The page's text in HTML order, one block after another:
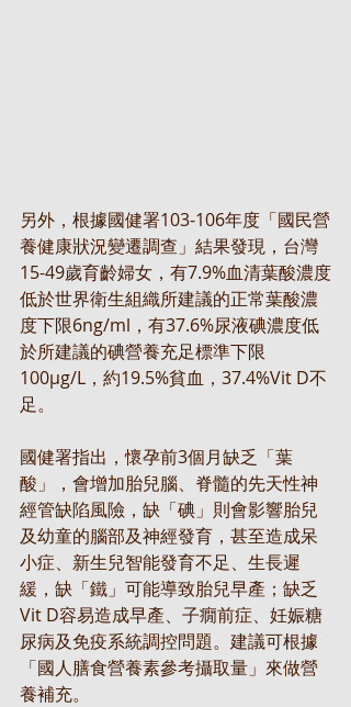
另外，根據國健署103-106年度「國民營
養健康狀況變遷調查」結果發現，台灣
15-49歲育齡婦女，有7.9%血清葉酸濃度
低於世界衛生組織所建議的正常葉酸濃
度下限6ng/ml，有37.6%尿液碘濃度低
於所建議的碘營養充足標準下限
100μg/L，約19.5%貧血，37.4%Vit D不
足。
國健署指出，懷孕前3個月缺乏「葉
酸」，會增加胎兒腦、脊髓的先天性神
經管缺陷風險，缺「碘」則會影響胎兒
及幼童的腦部及神經發育，甚至造成呆
小症、新生兒智能發育不足、生長遲
緩，缺「鐵」可能導致胎兒早產；缺乏
Vit D容易造成早產、子癇前症、妊娠糖
尿病及免疫系統調控問題。建議可根據
「國人膳食營養素參考攝取量」來做營
養補充。